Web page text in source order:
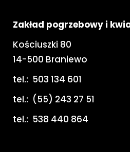
Zakład pogrzebowy i
Kościuszki 80
14-500 Braniewo
tel.: 503 134 601
tel.: (55) 243 27 51
tel.: 538 440 864